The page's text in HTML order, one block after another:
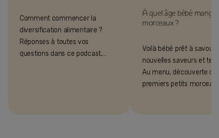
Comment commencer la
diversification alimentaire ?
Réponses à toutes vos
questions dans ce podcast,
À quel âge bébé mange
morceaux ?
Voilà bébé prêt à
nouvelles saveurs et
Au menu, découverte
premiers petits